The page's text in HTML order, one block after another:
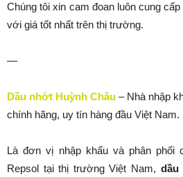
Chúng tôi xin cam đoan luôn cung
với giá tốt nhất trên thị trường.
—
Dầu nhớt Huỳnh Châu – Nhà nhập
chính hãng, uy tín hàng đầu Việt Nam.
Là đơn vị nhập khẩu và phân phối
Repsol tại thị trường Việt Nam, dầu